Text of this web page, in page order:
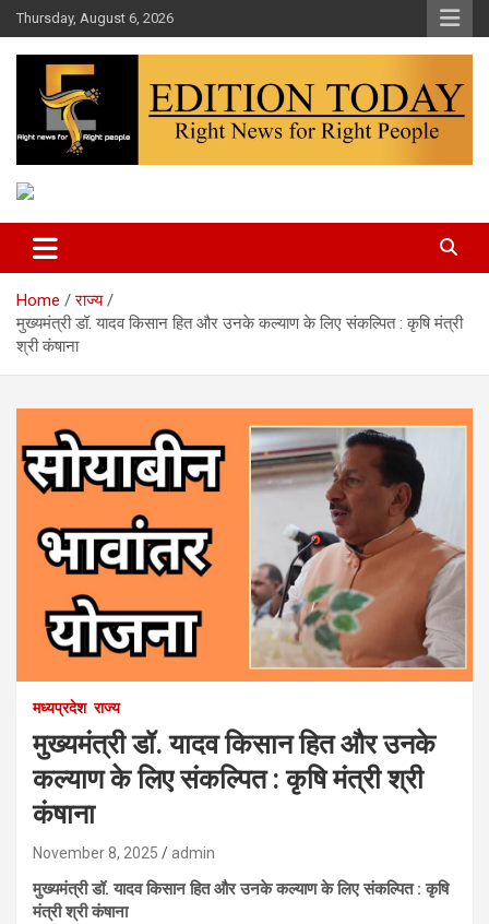
Skip
to
content
Thursday, August 6, 2026
Edition Today
Home
राज्य
मुख्यमंत्री डॉ. यादव किसान हित और उनके कल्याण के लिए संकल्पित : कृषि मंत्री
श्री कंषाना
मध्यप्रदेश राज्य
मुख्यमंत्री डॉ. यादव किसान हित और उनके
कल्याण के लिए संकल्पित : कृषि मंत्री श्री
कंषाना
November 8, 2025 admin
मुख्यमंत्री डॉ. यादव किसान हित और उनके कल्याण के लिए संकल्पित : कृषि
मंत्री श्री कंषाना